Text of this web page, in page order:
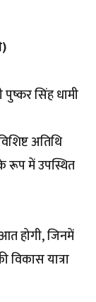
पुष्कर सिंह धामी
अतिथि
रूप में उपस्थित
होगी, जिनमें
विकास यात्रा